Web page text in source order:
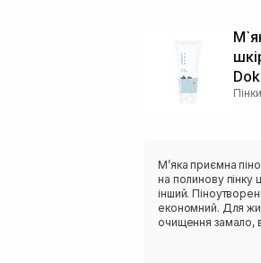
Мʼяка приємна
на полинову пінку
інший.
економний. Для жирної шкіри лише цього
очищення замало,